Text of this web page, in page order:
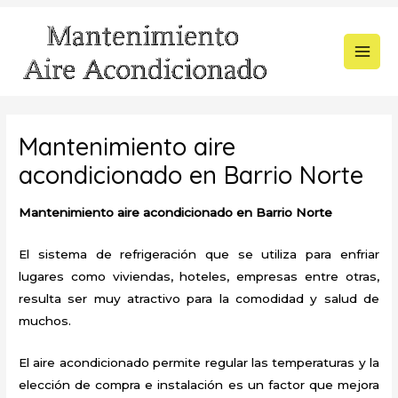
contenido
Mantenimiento aire
acondicionado en Barrio Norte
Mantenimiento aire acondicionado en Barrio Norte
El sistema de refrigeración que se utiliza para enfriar
lugares como viviendas, hoteles, empresas entre otras,
resulta ser muy atractivo para la comodidad y salud de
muchos.
El aire acondicionado permite regular las temperaturas y la
elección de compra e instalación es un factor que mejora